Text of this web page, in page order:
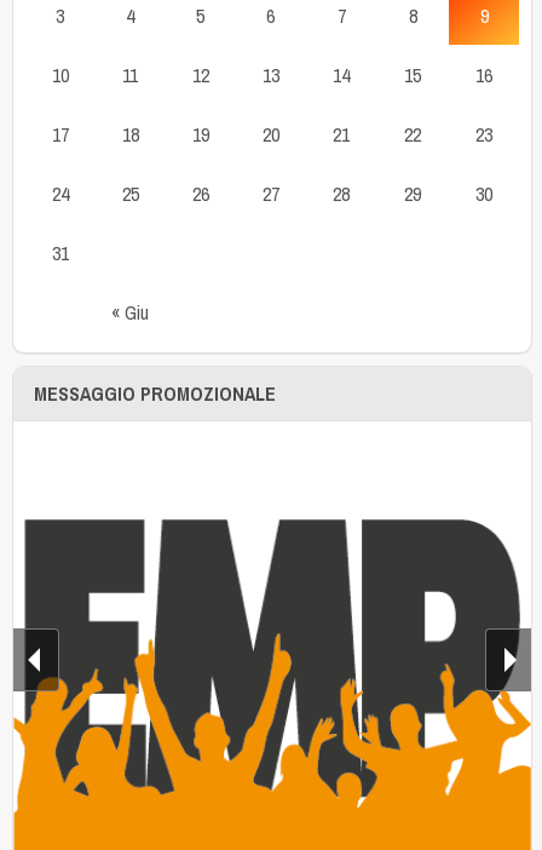
« Giu
3 4 5 6 7 8 9
10 11 12 13 14 15 16
17 18 19 20 21 22 23
24 25 26 27 28 29 30
31
MESSAGGIO PROMOZIONALE